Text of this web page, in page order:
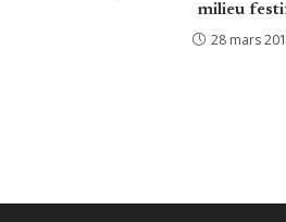
milieu
28 mars